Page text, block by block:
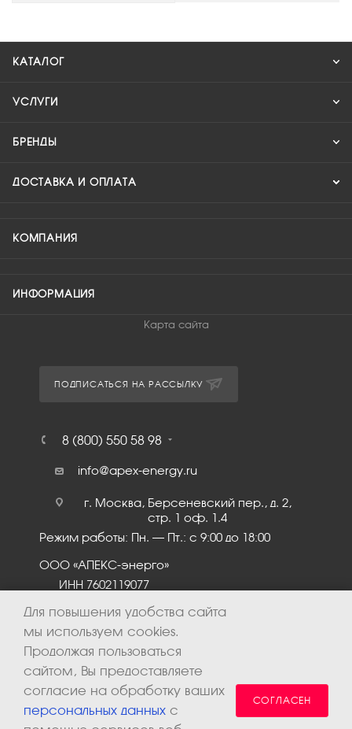
КАТАЛОГ
УСЛУГИ
БРЕНДЫ
ДОСТАВКА И ОПЛАТА
КОМПАНИЯ
ИНФОРМАЦИЯ
Карта сайта
ПОДПИСАТЬСЯ НА РАССЫЛКУ
8 (800) 550 58 98
info@apex-energy.ru
г. Москва, Берсеневский пер., д. 2,
стр. 1 оф. 1.4
Режим работы: Пн. – Пт.: с 9:00 до 18:00
ООО «АПЕКС-энерго»
ИНН 7602119077
Для повышения удобства сайта
мы используем cookies.
Продолжая пользоваться
сайтом, Вы предоставляете
согласие на обработку ваших
персональных данных с
СОГЛАСЕН